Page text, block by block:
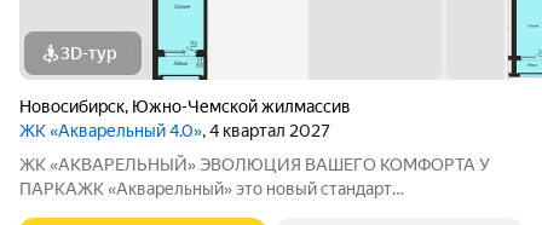
3D-тур
Новосибирск, Южно-Чемской жилмассив
ЖК «Акварельный 4.0», 4 квартал 2027
ЖК «АКВАРЕЛЬНЫЙ» ЭВОЛЮЦИЯ ВАШЕГО КОМФОРТА У
ПАРКАЖК «Акварельный» это новый стандарт